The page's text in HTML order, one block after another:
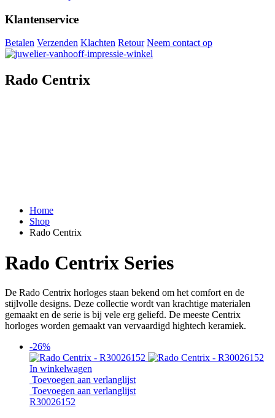
Klantenservice
Betalen Verzenden Klachten Retour Neem contact op
Rado Centrix
Home
Shop
Rado Centrix
Rado Centrix Series
De Rado Centrix horloges staan bekend om het comfort en de
stijlvolle designs. Deze collectie wordt van krachtige materialen
gemaakt en de serie is bij vele erg geliefd. De meeste Centrix
horloges worden gemaakt van vervaardigd hightech keramiek.
-26%
In winkelwagen
Toevoegen aan verlanglijst
Toevoegen aan verlanglijst
R30026152